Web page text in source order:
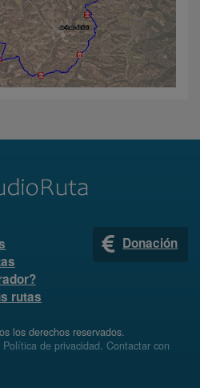
rutas
Donación
los derechos reservados.
Política de privacidad. Contactar con